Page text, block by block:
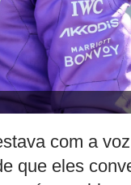
com a
que eles